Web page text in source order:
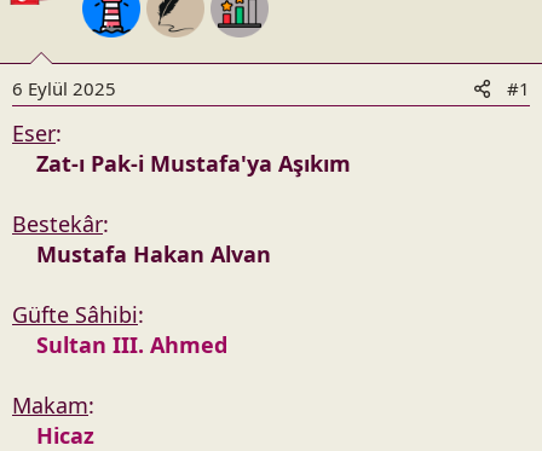
6 Eylül 2025 #1
Eser:
Zat-ı Pak-i Mustafa'ya Aşıkım
Bestekâr:
Mustafa Hakan Alvan
Güfte Sâhibi:
Sultan III. Ahmed
Makam:
Hicaz